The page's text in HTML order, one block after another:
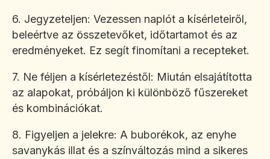
6. Jegyzeteljen: Vezessen naplót a kísérleteiről,
beleértve az összetevőket, időtartamot és az
eredményeket. Ez segít finomítani a recepteket.
7. Ne féljen a kísérletezéstől: Miután elsajátította
az alapokat, próbáljon ki különböző fűszereket
és kombinációkat.
8. Figyeljen a jelekre: A buborékok, az enyhe
savanykás illat és a színváltozás mind a sikeres